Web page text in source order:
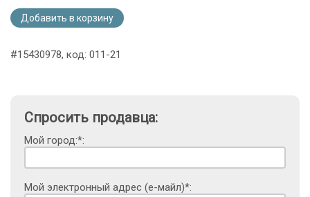
Добавить в корзину
#15430978, код: 011-21
Спросить продавца:
Мой город:*:
Мой электронный адрес (е-майл)*: